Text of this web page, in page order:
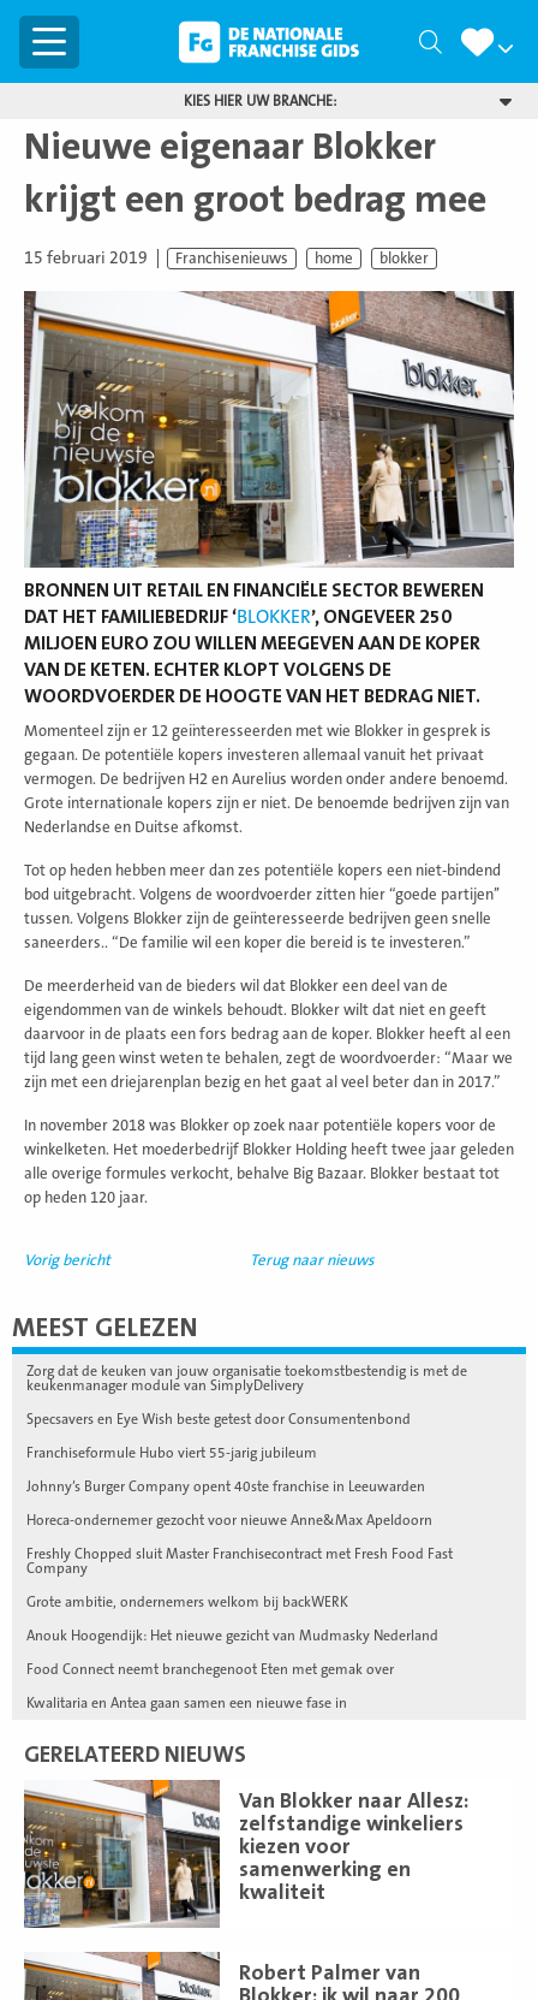
Menu Zoeken
KIES HIER UW BRANCHE:
Nieuwe eigenaar Blokker
krijgt een groot bedrag mee
15 februari 2019 Franchisenieuws home blokker
BRONNEN UIT RETAIL EN FINANCIËLE SECTOR BEWEREN
DAT HET FAMILIEBEDRIJF ‘BLOKKER’, ONGEVEER 250
MILJOEN EURO ZOU WILLEN MEEGEVEN AAN DE KOPER
VAN DE KETEN. ECHTER KLOPT VOLGENS DE
WOORDVOERDER DE HOOGTE VAN HET BEDRAG NIET.
Momenteel zijn er 12 geïnteresseerden met wie Blokker in gesprek is
gegaan. De potentiële kopers investeren allemaal vanuit het privaat
vermogen. De bedrijven H2 en Aurelius worden onder andere benoemd.
Grote internationale kopers zijn er niet. De benoemde bedrijven zijn van
Nederlandse en Duitse afkomst.
Tot op heden hebben meer dan zes potentiële kopers een niet-bindend
bod uitgebracht. Volgens de woordvoerder zitten hier “goede partijen’’
tussen. Volgens Blokker zijn de geïnteresseerde bedrijven geen snelle
saneerders.. “De familie wil een koper die bereid is te investeren.”
De meerderheid van de bieders wil dat Blokker een deel van de
eigendommen van de winkels behoudt. Blokker wilt dat niet en geeft
daarvoor in de plaats een fors bedrag aan de koper. Blokker heeft al een
tijd lang geen winst weten te behalen, zegt de woordvoerder: “Maar we
zijn met een driejarenplan bezig en het gaat al veel beter dan in 2017.”
In november 2018 was Blokker op zoek naar potentiële kopers voor de
winkelketen. Het moederbedrijf Blokker Holding heeft twee jaar geleden
alle overige formules verkocht, behalve Big Bazaar. Blokker bestaat tot
op heden 120 jaar.
Vorig bericht Terug naar nieuws
MEEST GELEZEN
Zorg dat de keuken van jouw organisatie toekomstbestendig is met de
keukenmanager module van SimplyDelivery
Specsavers en Eye Wish beste getest door Consumentenbond
Franchiseformule Hubo viert 55-jarig jubileum
Johnny’s Burger Company opent 40ste franchise in Leeuwarden
Horeca-ondernemer gezocht voor nieuwe Anne&Max Apeldoorn
Freshly Chopped sluit Master Franchisecontract met Fresh Food Fast
Company
Grote ambitie, ondernemers welkom bij backWERK
Anouk Hoogendijk: Het nieuwe gezicht van Mudmasky Nederland
Food Connect neemt branchegenoot Eten met gemak over
Kwalitaria en Antea gaan samen een nieuwe fase in
GERELATEERD NIEUWS
Van Blokker naar Allesz:
zelfstandige winkeliers
kiezen voor
samenwerking en
kwaliteit
Lees
meer
Robert Palmer van
Lees
meer